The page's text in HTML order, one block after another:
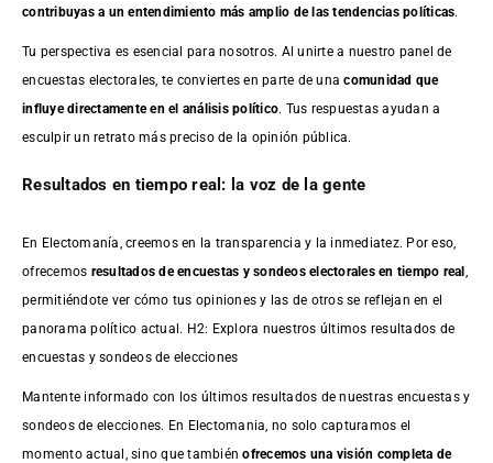
contribuyas a un entendimiento más amplio de las tendencias políticas.
Tu perspectiva es esencial para nosotros. Al unirte a nuestro panel de
encuestas electorales, te conviertes en parte de unacomunidad que
influye directamente en el análisis político. Tus respuestas ayudan a
esculpir un retrato más preciso de la opinión pública.
Resultados en tiempo real: la voz de la gente
En Electomanía, creemos en la transparencia y la inmediatez. Por eso,
ofrecemos resultados deencuestas y sondeos electorales en tiempo real
permitiéndote ver cómo tus opiniones y las de otros se reflejan en el
panorama político actual. H2: Explora nuestros últimos resultados de
encuestas y sondeos de elecciones
Mantente informado con los últimos resultados de nuestras encuestasy
sondeos de elecciones. En Electomania, no solo capturamos el
momento actual, sino que tambiénofrecemos una visión completa de